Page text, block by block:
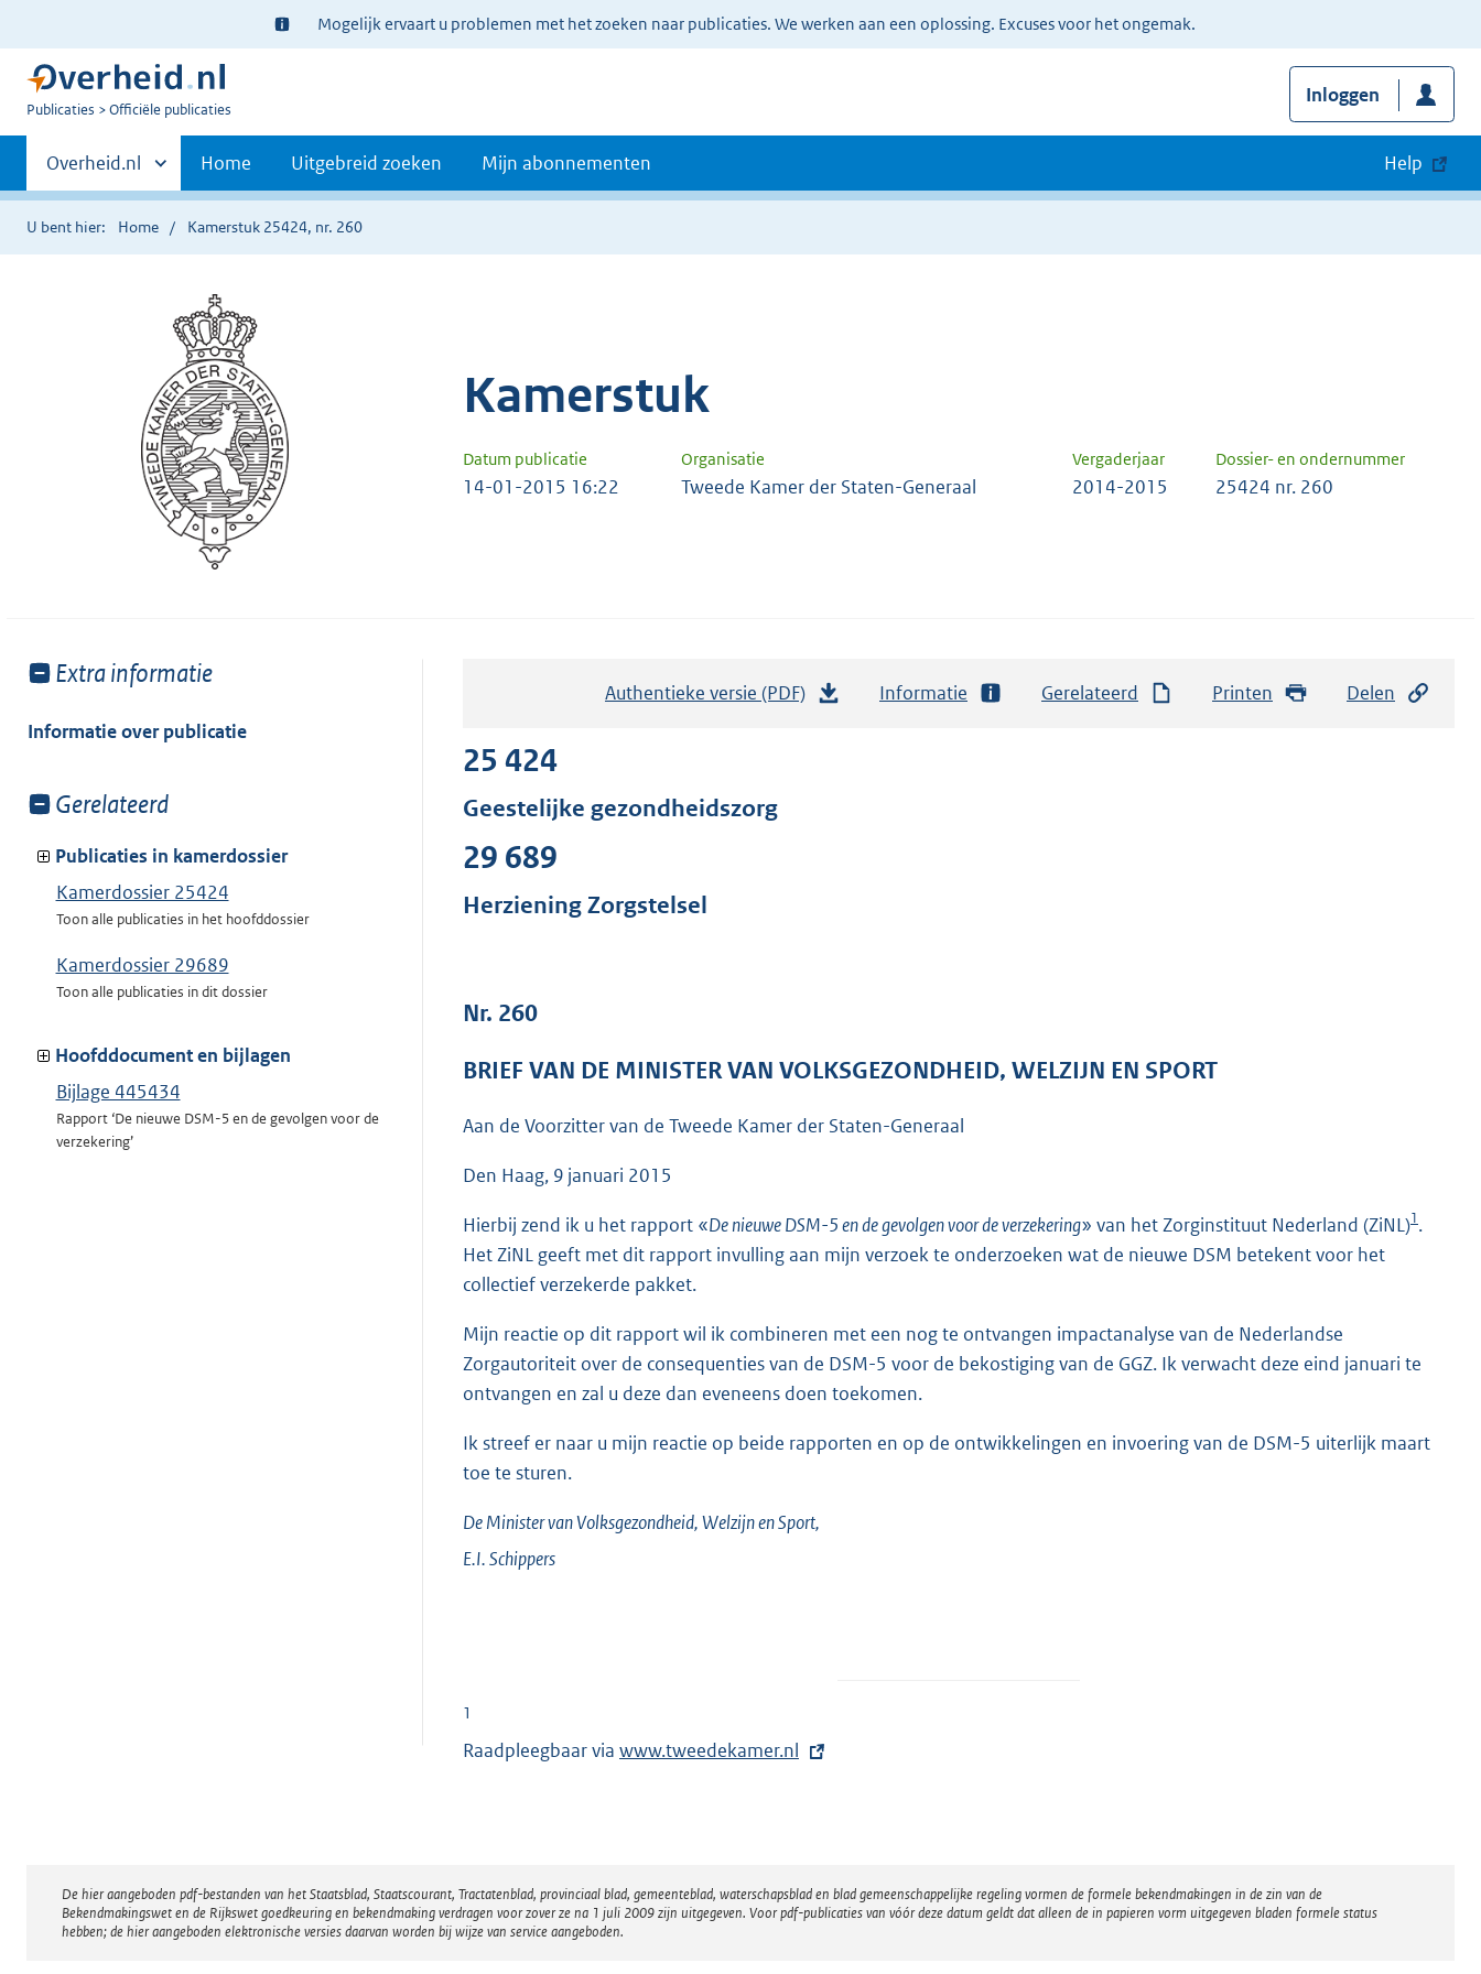
Ter
informatie:
Mogelijk ervaart u problemen met het zoeken naar publicaties. We werken aan een oplossing. Excuses voor het ongemak.
U
Publicaties Officiële publicaties
Inloggen
Primaire
navigatie
Andere
sites
binnen
Overheid.nl Home Uitgebreid zoeken Mijn abonnementen Help
U bent hier: Home Kamerstuk 25424, nr. 260
Kamerstuk
Datum publicatie Organisatie Vergaderjaar Dossier- en ondernummer
14-01-2015 16:22 Tweede Kamer der Staten-Generaal 2014-2015 25424 nr. 260
Toon
van:
Extra informatie
Informatie over publicatie
Toon
van:
Gerelateerd
Publicaties in kamerdossier
Kamerdossier 25424
Toon alle publicaties in het hoofddossier
Kamerdossier 29689
Toon alle publicaties in dit dossier
Hoofddocument en bijlagen
Bijlage 445434
Rapport ‘De nieuwe DSM-5 en de gevolgen voor de
verzekering’
Authentieke versie (PDF)
t
:
K
b
Informatie Gerelateerd Printen Delen
25 424
Geestelijke gezondheidszorg
29 689
Herziening Zorgstelsel
Nr. 260
BRIEF VAN DE MINISTER VAN VOLKSGEZONDHEID, WELZIJN EN SPORT
Aan de Voorzitter van de Tweede Kamer der Staten-Generaal
Den Haag, 9 januari 2015
Hierbij zend ik u het rapport «De nieuwe DSM-5 en de gevolgen voor de verzekering» van het Zorginstituut Nederland (ZiNL)1.
Het ZiNL geeft met dit rapport invulling aan mijn verzoek te onderzoeken wat de nieuwe DSM betekent voor het
collectief verzekerde pakket.
Mijn reactie op dit rapport wil ik combineren met een nog te ontvangen impactanalyse van de Nederlandse
Zorgautoriteit over de consequenties van de DSM-5 voor de bekostiging van de GGZ. Ik verwacht deze eind januari te
ontvangen en zal u deze dan eveneens doen toekomen.
Ik streef er naar u mijn reactie op beide rapporten en op de ontwikkelingen en invoering van de DSM-5 uiterlijk maart
toe te sturen.
De Minister van Volksgezondheid, Welzijn en Sport,
E.I.Schippers
1
Raadpleegbaar via E
n
e
www.tweedekamer.nl
Disclaimer
De hier aangeboden pdf-bestanden van het Staatsblad, Staatscourant, Tractatenblad, provinciaal blad, gemeenteblad, waterschapsblad en blad gemeenschappelijke regeling vormen de formele bekendmakingen in de zin van de
Bekendmakingswet en de Rijkswet goedkeuring en bekendmaking verdragen voor zover ze na 1 juli 2009 zijn uitgegeven. Voor pdf-publicaties van vóór deze datum geldt dat alleen de in papieren vorm uitgegeven bladen formele status
hebben; de hier aangeboden elektronische versies daarvan worden bij wijze van service aangeboden.